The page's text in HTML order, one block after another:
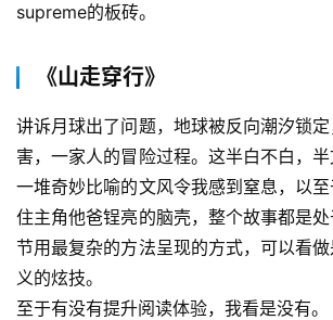
supreme的板砖。
《山走穿行》
讲诉月球出了问题，地球被反向潮汐锁
害，一家人的冒险过程。这半白不白，
一堆奇妙比喻的文风令我感到窒息，以
住主角他爸锃亮的脑壳，整个故事都是
节用最复杂的方法呈现的方式，可以看
义的炫技。
至于有没有提升阅读体验，我看是没有。